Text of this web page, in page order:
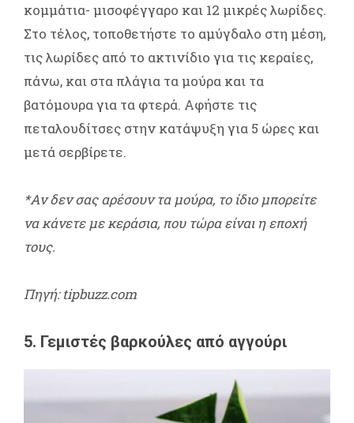
κομμάτια- μισοφέγγαρο και 12 μικρές λωρίδες.
Στο τέλος, τοποθετήστε το αμύγδαλο στη μέση,
τις λωρίδες από το ακτινίδιο για τις κεραίες,
πάνω, και στα πλάγια τα μούρα και τα
βατόμουρα για τα φτερά. Αφήστε τις
πεταλουδίτσες στην κατάψυξη για 5 ώρες και
μετά σερβίρετε.
*Αν δεν σας αρέσουν τα μούρα, το ίδιο μπορείτε
να κάνετε με κεράσια, που τώρα είναι η εποχή
τους.
Πηγή: tipbuzz.com
5. Γεμιστές βαρκούλες από αγγούρι